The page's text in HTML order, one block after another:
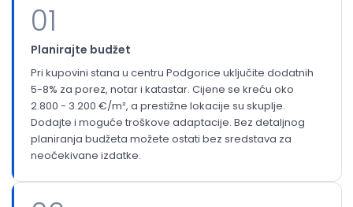
01
Planirajte budžet
Pri kupovini stana u centru Podgorice uključite dodatnih
5-8% za porez, notar i katastar. Cijene se kreću oko
2.800 - 3.200 €/m², a prestižne lokacije su skuplje.
Dodajte i moguće troškove adaptacije. Bez detaljnog
planiranja budžeta možete ostati bez sredstava za
neočekivane izdatke.